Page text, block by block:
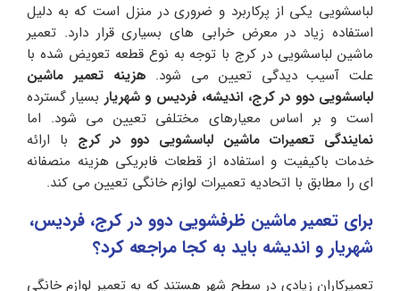
لباسشویی یکی از پرکاربرد و ضروری در منزل است که به دلیل
استفاده زیاد در معرض خرابی های بسیاری قرار دارد. تعمیر
ماشین لباسشویی در کرج با توجه به نوع قطعه تعویض شده با
علت آسیب دیدگی تعیین می شود. هزینه تعمیر ماشین
لباسشویی دوو در کرج، اندیشه، فردیس و شهریار بسیار گسترده
است و بر اساس معیارهای مختلفی تعیین می شود. اما
نمایندگی تعمیرات ماشین لباسشویی دوو در کرج با ارائه
خدمات باکیفیت و استفاده از قطعات فابریکی هزینه منصفانه
ای را مطابق با اتحادیه تعمیرات لوازم خانگی تعیین می کند.
برای تعمیر ماشین ظرفشویی دوو در کرج، فردیس،
شهریار و اندیشه باید به کجا مراجعه کرد؟
تعمیرکاران زیادی در سطح شهر هستند که به تعمیر لوازم خانگی